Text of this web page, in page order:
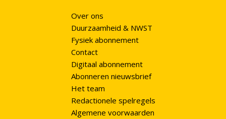
Over ons
Duurzaamheid & NWST
Fysiek abonnement
Contact
Digitaal abonnement
Abonneren nieuwsbrief
Het team
Redactionele spelregels
Algemene voorwaarden